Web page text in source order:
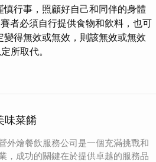
行事，照顧好自己和同伴的身體
者必須自行提供食物和飲料，也可
得無效或無效，則該無效或無效
所取代。
味菜餚
外燴餐飲服務公司是一個充滿挑戰和
，成功的關鍵在於提供卓越的服務品